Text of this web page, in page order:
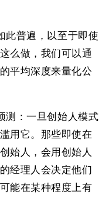
此普遍，以至于即使
么做，我们可以通
平均深度来量化公
测：一旦创始人模式
用它。那些即使在
始人，会用创始人
经理人会决定他们
能在某种程度上有